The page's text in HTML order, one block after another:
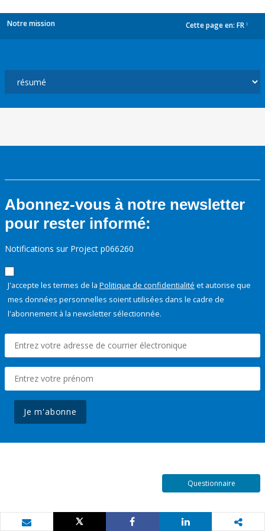
Notre mission Cette page en: FR
Abonnez-vous à notre newsletter
pour rester informé:
Notifications sur Project p066260
J'accepte les termes de la Politique de confidentialité et autorise que
mes données personnelles soient utilisées dans le cadre de
l'abonnement à la newsletter sélectionnée.
Je m'abonne
Questionnaire